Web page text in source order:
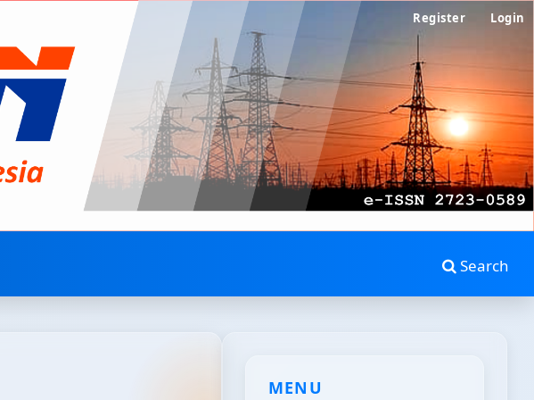
Search
Register Login
MENU